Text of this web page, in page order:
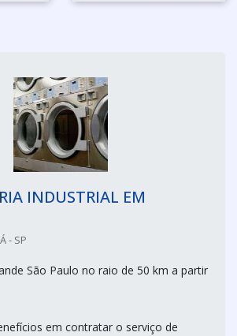
INDUSTRIAL EM
- SP
São Paulo no raio de 50 km a partir
em contratar o serviço de